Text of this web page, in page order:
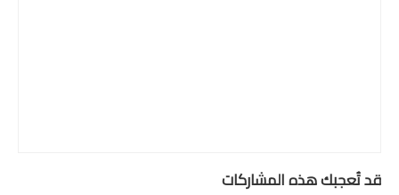
قد تُعجبك هذه المشاركات